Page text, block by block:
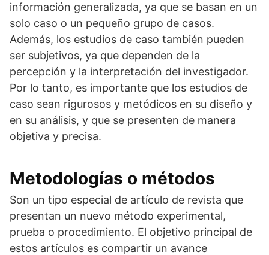
información generalizada, ya que se basan en un
solo caso o un pequeño grupo de casos.
Además, los estudios de caso también pueden
ser subjetivos, ya que dependen de la
percepción y la interpretación del investigador.
Por lo tanto, es importante que los estudios de
caso sean rigurosos y metódicos en su diseño y
en su análisis, y que se presenten de manera
objetiva y precisa.
Metodologías o métodos
Son un tipo especial de artículo de revista que
presentan un nuevo método experimental,
prueba o procedimiento. El objetivo principal de
estos artículos es compartir un avance